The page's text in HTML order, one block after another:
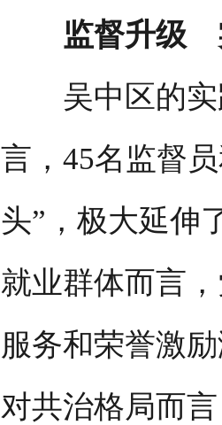
监督升级
吴中区的实
言，45名监督
头”，极大延伸
就业群体而言
服务和荣誉激
对共治格局而